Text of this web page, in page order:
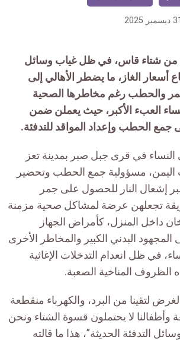
31 ديسمبر 2025
من شتاء قاس، في ظل غياب وسائل
أسعار الغاز، ما يضطر الأهالي إلى
والحطب رغم مخاطرها الصحية
العبء الأكبر، حيث يعملن ضمن
جمع الحطب وإعداد المواقد للتدفئة.
النساء في قرى جبل صبر بمدينة تعز
اليمن، مسؤولية جمع الحطب وتحضير
عبر إشعال النار للحصول على جمر
تجعلهن عرضة لمشاكل صحية مزمنة
داخل المنزل، كأمراض الجهاز
المجهود البدني الكبير والمخاطر الأخرى
في ظل انعدام التدخلات الإغاثية
المناخية الصعبة.
لتقينا من البرد، والكهرباء منقطعة
وأطفالنا لا يحتملون قسوة الشتاء ونحن
التدفئة الحديثة”، هذا ما قالته